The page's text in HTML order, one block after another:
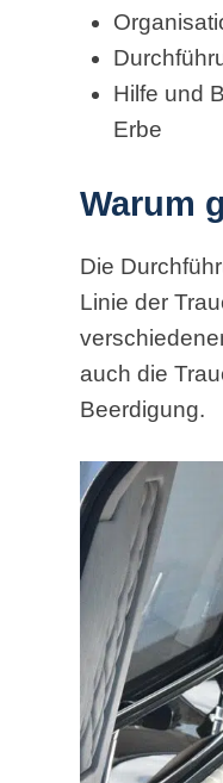
Hilfe und
Erbe
Warum
Die
Linie der
auch die
Beerdigung.